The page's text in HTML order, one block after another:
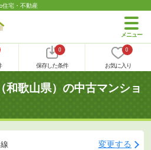
住宅・不動産
0
保存した条件
0
お気に入り
和歌山県）の中古マンショ
変更する